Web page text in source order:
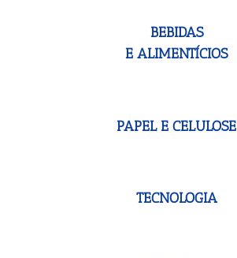
BEBIDAS
E ALIMENTÍCIOS
PAPEL E CELULOSE
TECNOLOGIA